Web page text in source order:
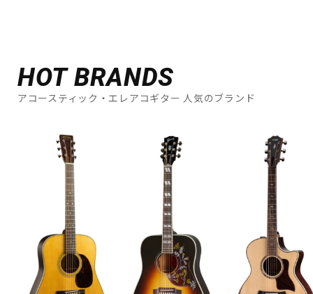
HOT BRANDS
アコースティック・エレアコギター 人気のブランド